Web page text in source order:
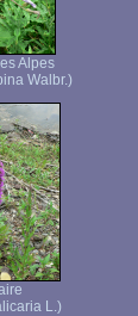
Alpes
Walbr.)
L.)